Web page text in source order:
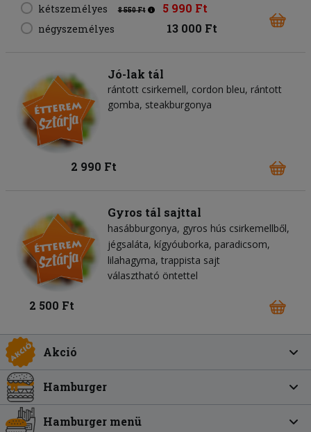
kétszemélyes 8 550 Ft 5 990 Ft
négyszemélyes 13 000 Ft
Jó-lak tál
rántott csirkemell, cordon bleu, rántott
gomba, steakburgonya
2 990 Ft
Gyros tál sajttal
hasábburgonya gyros hús csirkemellből
jégsaláta kígyóuborka paradicsom
lilahagyma trappista sajt
választható öntettel
2 500 Ft
Akció
Hamburger
Hamburger menü